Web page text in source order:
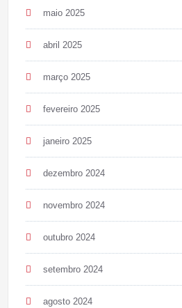
maio 2025
abril 2025
março 2025
fevereiro 2025
janeiro 2025
dezembro 2024
novembro 2024
outubro 2024
setembro 2024
agosto 2024